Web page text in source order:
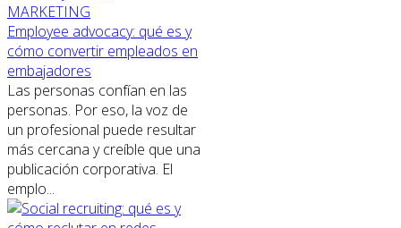
MARKETING
Employee advocacy: qué es y
cómo convertir empleados en
embajadores
Las personas confían en las
personas. Por eso, la voz de
un profesional puede resultar
más cercana y creíble que una
publicación corporativa. El
emplo...